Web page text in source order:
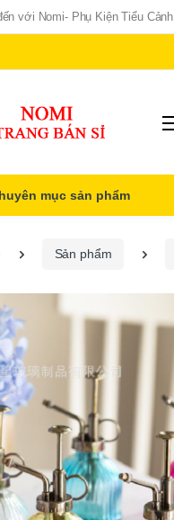
với Nomi- Phụ Kiện Tiểu Cảnh
mục sản phẩm
Sản phẩm